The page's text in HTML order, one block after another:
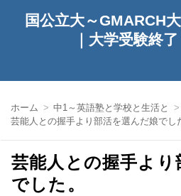
国公立大～GMARCH
｜大学受験終
ホーム
中1～英語塾と学校と生活と
芸能人との握手より部活を選んだ娘でし
芸能人との握手より
でした。